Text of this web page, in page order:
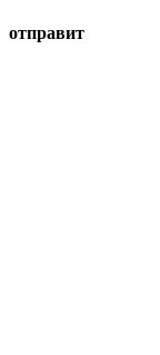
отправит